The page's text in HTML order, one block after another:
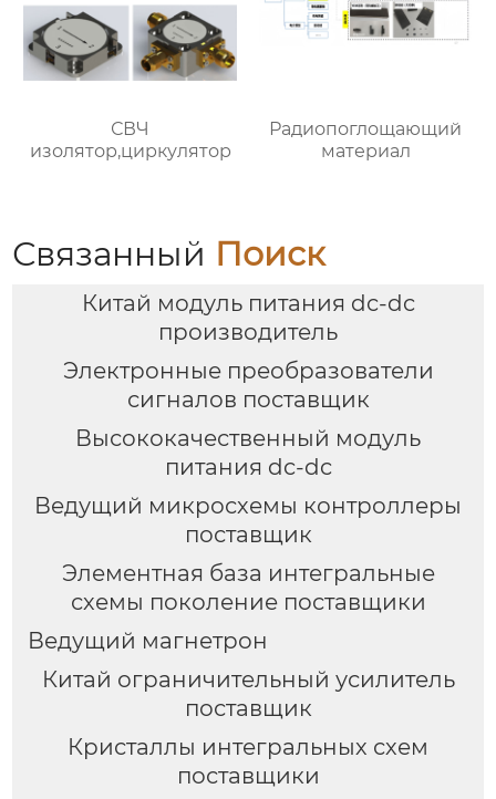
СВЧ
изолятор,циркулятор
Радиопоглощающий
материал
Связанный Поиск
Китай модуль питания dc-dc
производитель
Электронные преобразователи
сигналов поставщик
Высококачественный модуль
питания dc-dc
Ведущий микросхемы контроллеры
поставщик
Элементная база интегральные
схемы поколение поставщики
Ведущий магнетрон
Китай ограничительный усилитель
поставщик
Кристаллы интегральных схем
поставщики